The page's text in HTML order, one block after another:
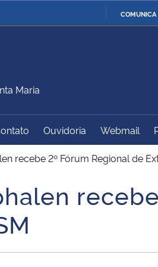
COMUNICA
e
Ministério da Defesa
Ministério do
Desenvolvimento Regional
Advocacia-Geral da União
Maria
Ouvidoria Webmail
recebe 2º Fórum Regional de